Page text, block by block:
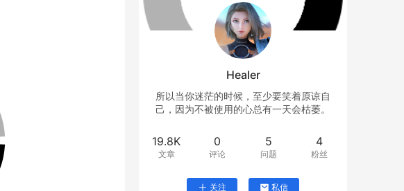
Healer
所以当你迷茫的时候，至少要笑着原谅自
己，因为不被使用的心总有一天会枯萎。
19.8K
文章
0
评论
5
问题
4
粉丝
关注 私信